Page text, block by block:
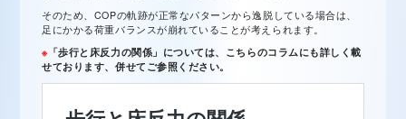
そのため、COPの軌跡が正常なパターンから逸脱している場合は、
足にかかる荷重バランスが崩れていることが考えられます。
※ 「歩行と床反力の関係」については、こちらのコラムにも詳しく載
せております、併せてご参照ください。